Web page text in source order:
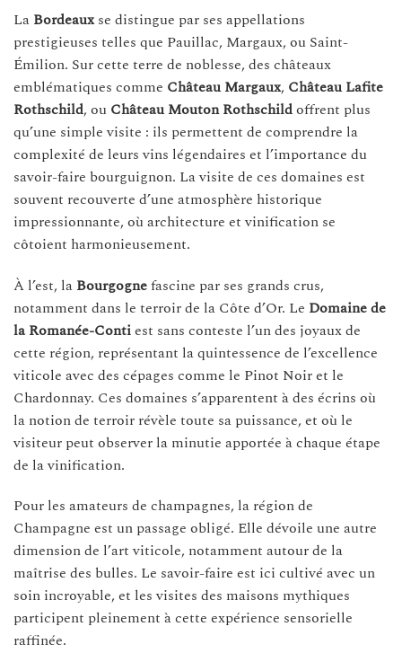
La Bordeauxse distingue par ses appellations
prestigieuses telles que Pauillac, Margaux, ou Saint-
Émilion. Sur cette terre de noblesse, des châteaux
emblématiques comme Château Margaux, Château Lafite
Rothschild, ou Château Mouton Rothschildoffrent plus
qu’une simple visite : ils permettent de comprendre la
complexité de leurs vins légendaires et l’importance du
savoir-faire bourguignon. La visite de ces domaines est
souvent recouverte d’une atmosphère historique
impressionnante, où architecture et vinification se
côtoient harmonieusement.
À l’est, la Bourgognefascine par ses grands crus,
notamment dans le terroir de la Côte d’Or. Le Domaine de
la Romanée-Contiest sans conteste l’un des joyaux de
cette région, représentant la quintessence de l’excellence
viticole avec des cépages comme le Pinot Noir et le
Chardonnay. Ces domaines s’apparentent à des écrins où
la notion de terroir révèle toute sa puissance, et où le
visiteur peut observer la minutie apportée à chaque étape
de la vinification.
Pour les amateurs de champagnes, la région de
Champagne est un passage obligé. Elle dévoile une autre
dimension de l’art viticole, notamment autour de la
maîtrise des bulles. Le savoir-faire est ici cultivé avec un
soin incroyable, et les visites des maisons mythiques
participent pleinement à cette expérience sensorielle
raffinée.